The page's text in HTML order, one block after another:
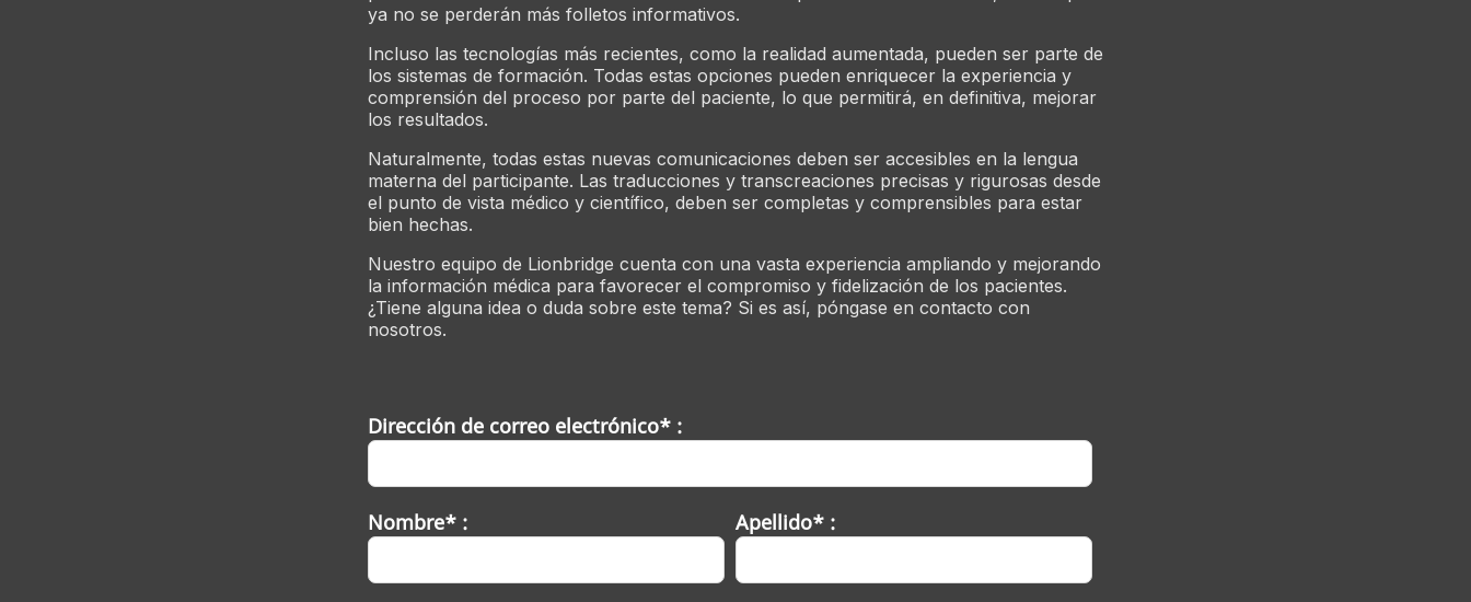
ya no se perderán más folletos informativos.
Incluso las tecnologías más recientes, como la realidad aumentada, pueden ser parte de
los sistemas de formación. Todas estas opciones pueden enriquecer la experiencia y
comprensión del proceso por parte del paciente, lo que permitirá, en definitiva, mejorar
los resultados.
Naturalmente, todas estas nuevas comunicaciones deben ser accesibles en la lengua
materna del participante. Las traducciones y transcreaciones precisas y rigurosas desde
el punto de vista médico y científico, deben ser completas y comprensibles para estar
bien hechas.
Nuestro equipo de Lionbridge cuenta con una vasta experiencia ampliando y mejorando
la información médica para favorecer el compromiso y fidelización de los pacientes.
¿Tiene alguna idea o duda sobre este tema? Si es así, póngase en contacto con
nosotros.
Dirección de correo electrónico* :
Nombre* : Apellido* :